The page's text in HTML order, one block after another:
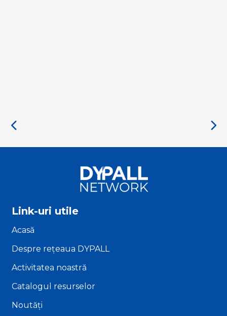
Link-uri utile
Acasă
Despre rețeaua DYPALL
Activitatea noastră
Catalogul resurselor
Noutăți